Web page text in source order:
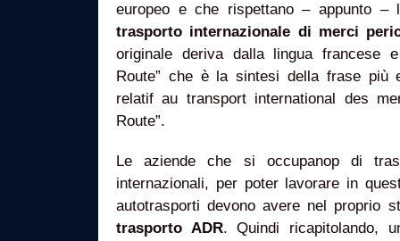
europeo e che rispettano – appunto –
trasporto internazionale di merci
originale deriva dalla lingua francese
Route” che è la sintesi della frase più
relatif au transport international des
Route”.
Le aziende che si occupanop di
internazionali, per poter lavorare in
autotrasporti devono avere nel proprio
trasporto ADR. Quindi ricapitolando,